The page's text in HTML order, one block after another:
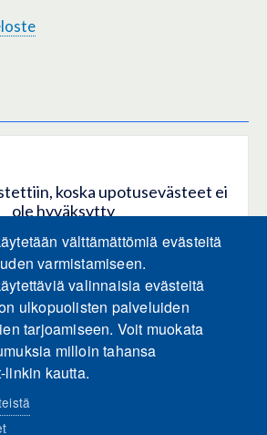
koska upotusevästeet ei
ole hyväksytty
KAIKKI EVÄSTEET
vain upotusevästeet
välttämättömiä evästeitä
varmistamiseen.
valinnaisia evästeitä
ulkopuolisten palveluiden
tarjoamiseen. Voit muokata
milloin tahansa
linkin kautta.